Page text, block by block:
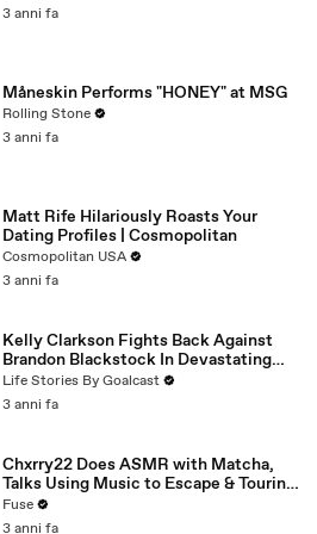
3 anni fa
Måneskin Performs "HONEY" at MSG
Rolling Stone
3 anni fa
Matt Rife Hilariously Roasts Your
Dating Profiles | Cosmopolitan
Cosmopolitan USA
3 anni fa
Kelly Clarkson Fights Back Against
Brandon Blackstock In Devastating
Divorce Battle
Life Stories By Goalcast
3 anni fa
Chxrry22 Does ASMR with Matcha,
Talks Using Music to Escape & Touring
with The Weeknd
Fuse
3 anni fa